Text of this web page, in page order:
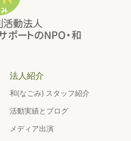
法人紹介
和(なごみ) スタッフ紹介
活動実績とブログ
メディア出演